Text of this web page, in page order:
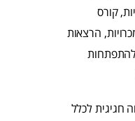
קורס
הרצאות
חגיגית לכלל